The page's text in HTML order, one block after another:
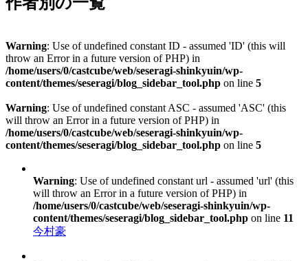
Warning: Use of undefined constant ID - assumed 'ID' (this will
throw an Error in a future version of PHP) in
/home/users/0/castcube/web/seseragi-shinkyuin/wp-
content/themes/seseragi/blog_sidebar_tool.php on line 5
Warning: Use of undefined constant ASC - assumed 'ASC' (this
will throw an Error in a future version of PHP) in
/home/users/0/castcube/web/seseragi-shinkyuin/wp-
content/themes/seseragi/blog_sidebar_tool.php on line 5
Warning: Use of undefined constant url - assumed 'url' (this
will throw an Error in a future version of PHP) in
/home/users/0/castcube/web/seseragi-shinkyuin/wp-
content/themes/seseragi/blog_sidebar_tool.php on line 11
今村豪